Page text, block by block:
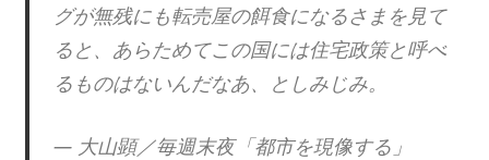
グが無残にも転売屋の餌食になるさまを見て
ると、あらためてこの国には住宅政策と呼べ
るものはないんだなあ、としみじみ。
— 大山顕／毎週末夜「都市を現像する」